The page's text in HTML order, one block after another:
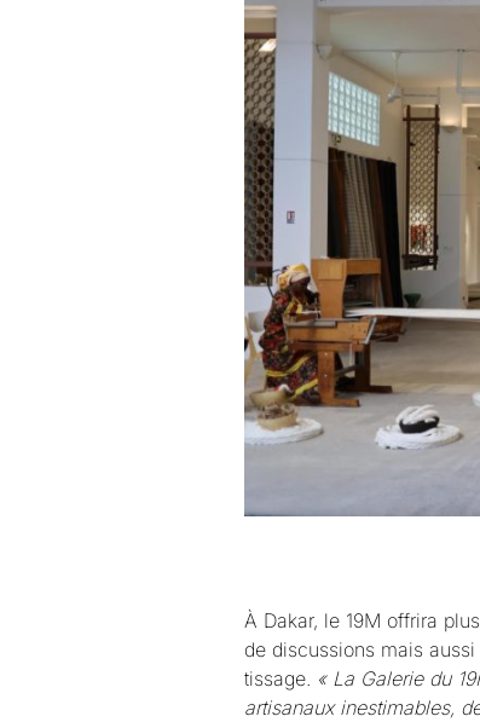
À Dakar, le 19M offrira
de discussions mais
tissage. « La Galerie du
artisanaux inestimables,